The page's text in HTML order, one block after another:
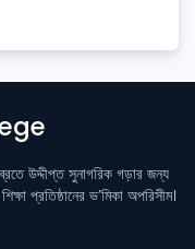
উদ্দীপ্ত সুনাগরিক গড়ার জন্য
প্রতিষ্ঠানের ভ’মিকা অপরিসীম।